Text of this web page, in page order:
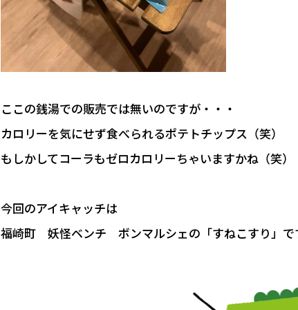
ここの銭湯での販売では無いのですが・・・
カロリーを気にせず食べられるポテトチップス（笑）
もしかしてコーラもゼロカロリーちゃいますかね（笑）
今回のアイキャッチは
福崎町 妖怪ベンチ ボンマルシェの「すねこすり」で